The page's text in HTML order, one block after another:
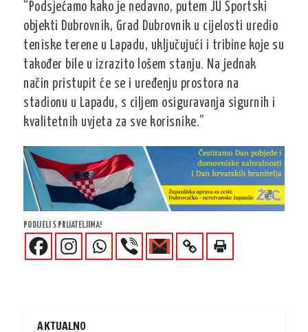
“Podsjećamo kako je nedavno, putem JU Športski
objekti Dubrovnik, Grad Dubrovnik u cijelosti uredio
teniske terene u Lapadu, uključujući i tribine koje su
također bile u izrazito lošem stanju. Na jednak
način pristupit će se i uređenju prostora na
stadionu u Lapadu, s ciljem osiguravanja sigurnih i
kvalitetnih uvjeta za sve korisnike.”
PODIJELI S PRIJATELJIMA!
AKTUALNO